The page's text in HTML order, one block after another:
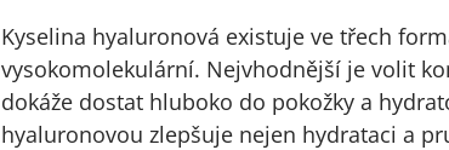
Kyselina hyaluronová existuje ve třech
vysokomolekulární. Nejvhodnější je volit
dokáže dostat hluboko do pokožky a
hyaluronovou zlepšuje nejen hydrataci a